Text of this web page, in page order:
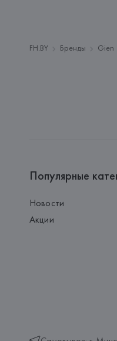
FH.BY Бренды Gien
Популярные
Новости
Акции